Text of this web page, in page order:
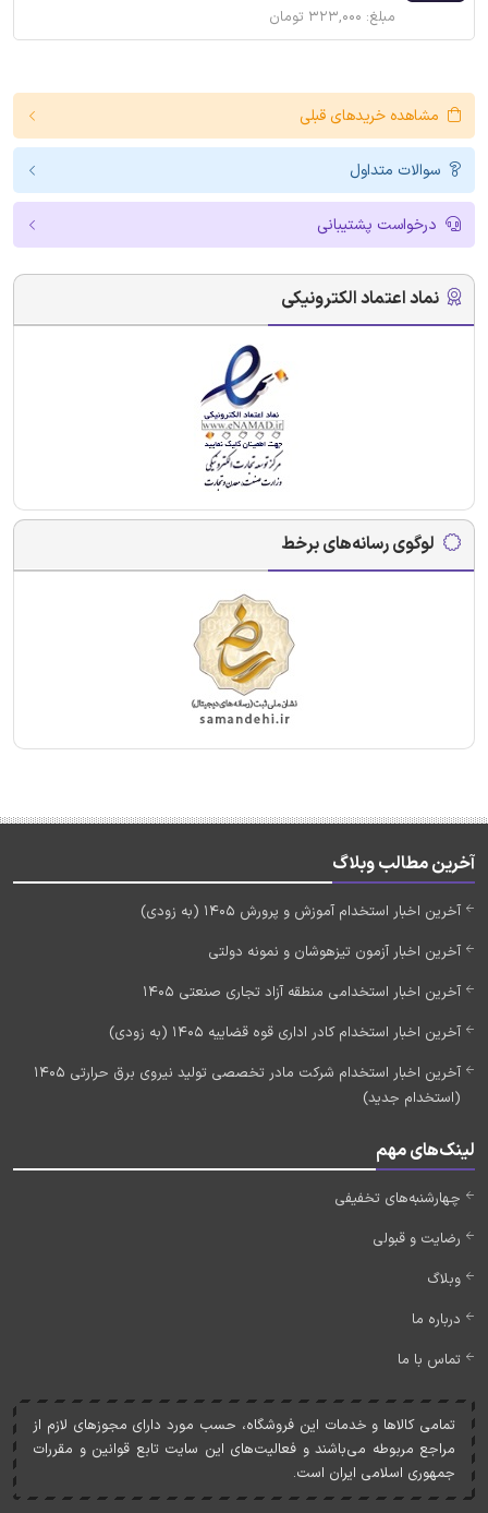
مبلغ: ۳۲۳,۰۰۰ تومان
مشاهده خریدهای قبلی
سوالات متداول
درخواست پشتیبانی
نماد اعتماد الکترونیکی
لوگوی رسانه‌های برخط
آخرین مطالب وبلاگ
آخرین اخبار استخدام آموزش و پرورش 1405 (به زودی)
آخرین اخبار آزمون تیزهوشان و نمونه دولتی
آخرین اخبار استخدامی منطقه آزاد تجاری صنعتی 1405
آخرین اخبار استخدام کادر اداری قوه قضاییه 1405 (به زودی)
آخرین اخبار استخدام شرکت مادر تخصصی تولید نیروی برق حرارتی 1405
(استخدام جدید)
لینک‌های مهم
چهارشنبه‌های تخفیفی
رضایت و قبولی
وبلاگ
درباره ما
تماس با ما
تمامی کالاها و خدمات اين فروشگاه، حسب مورد دارای مجوزهای لازم از
مراجع مربوطه می‌باشند و فعاليت‌های اين سايت تابع قوانين و مقررات
جمهوری اسلامی ايران است.